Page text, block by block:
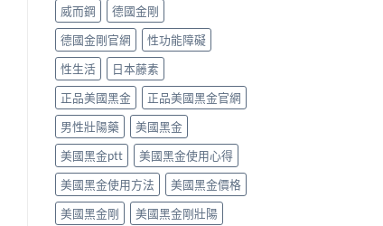
機
制
與
安
全
用
法
完
整
解
析〉
中
相、
用
法
與
香
港
法
律
紅
線〉
中
效
持
續
時
間、
正
確
用
法
與
副
作
用
完
整
咁
勁？
醫
師
「目
前
PE
最
有
效
之
一」
係
邊
威而鋼
德國金剛
德國金剛官網
性功能障礙
性生活
日本藤素
正品美國黑金
正品美國黑金官網
男性壯陽藥
美國黑金
美國黑金ptt
美國黑金使用心得
美國黑金使用方法
美國黑金價格
美國黑金剛
美國黑金剛壯陽